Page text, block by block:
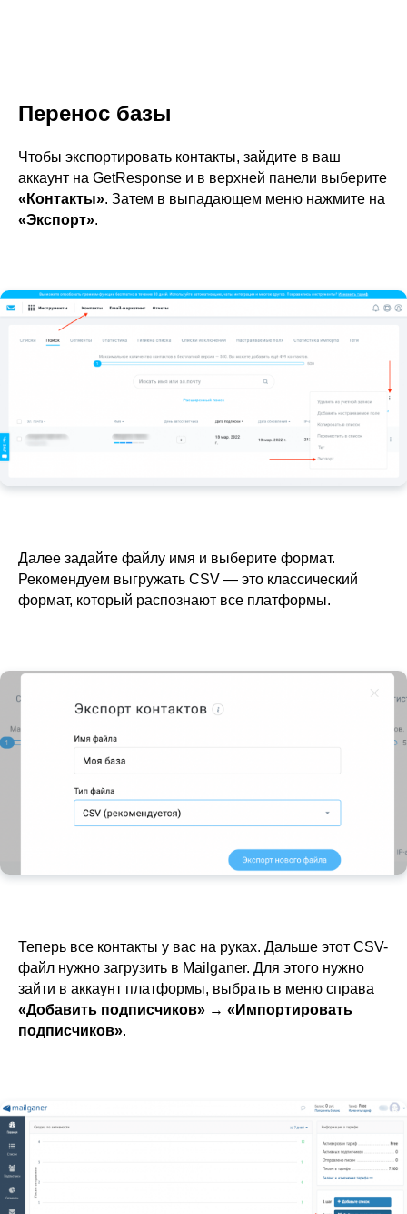
Перенос базы
Чтобы экспортировать контакты, зайдите в ваш
аккаунт на GetResponse и в верхней панели выберите
«Контакты». Затем в выпадающем меню нажмите на
«Экспорт».
Далее задайте файлу имя и выберите формат.
Рекомендуем выгружать CSV — это классический
формат, который распознают все платформы.
Теперь все контакты у вас на руках. Дальше этот CSV-
файл нужно загрузить в Mailganer. Для этого нужно
зайти в аккаунт платформы, выбрать в меню справа
«Добавить подписчиков» → «Импортировать
подписчиков».